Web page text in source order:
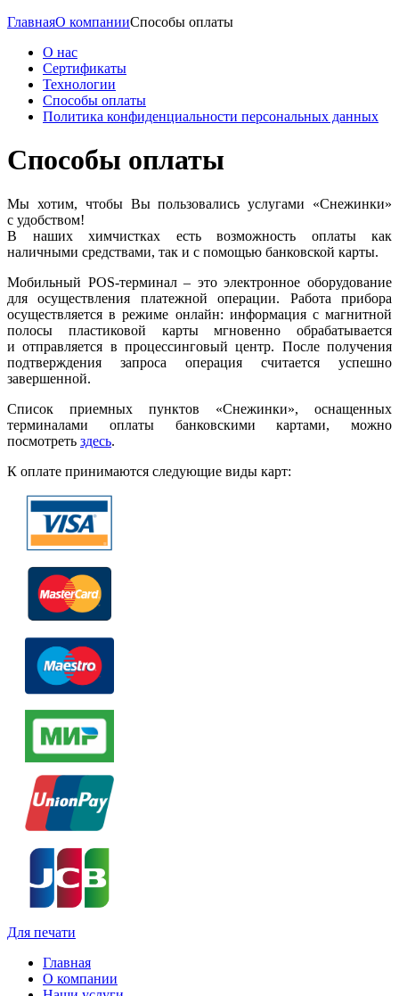
ГлавнаяО компанииСпособы оплаты
О нас
Сертификаты
Технологии
Способы оплаты
Политика конфиденциальности персональных данных
Способы оплаты
Мы хотим, чтобы Вы пользовались услугами «Снежинки»
с удобством!
В наших химчистках есть возможность оплаты как
наличными средствами, так и с помощью банковской карты.
Мобильный POS-терминал – это электронное оборудование
для осуществления платежной операции. Работа прибора
осуществляется в режиме онлайн: информация с магнитной
полосы пластиковой карты мгновенно обрабатывается
и отправляется в процессинговый центр. После получения
подтверждения запроса операция считается успешно
завершенной.
Список приемных пунктов «Снежинки», оснащенных
терминалами оплаты банковскими картами, можно
посмотреть здесь.
К оплате принимаются следующие виды карт:
Для печати
Главная
О компании